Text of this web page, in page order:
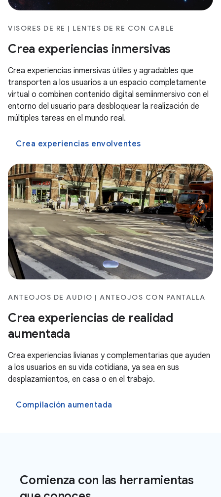
VISORES DE RE | LENTES DE RE CON CABLE
Crea experiencias inmersivas
Crea experiencias inmersivas útiles y agradables que
transporten a los usuarios a un espacio completamente
virtual o combinen contenido digital semiinmersivo con el
entorno del usuario para desbloquear la realización de
múltiples tareas en el mundo real.
Crea experiencias envolventes
ANTEOJOS DE AUDIO | ANTEOJOS CON PANTALLA
Crea experiencias de realidad
aumentada
Crea experiencias livianas y complementarias que ayuden
a los usuarios en su vida cotidiana, ya sea en sus
desplazamientos, en casa o en el trabajo.
Compilación aumentada
Comienza con las herramientas